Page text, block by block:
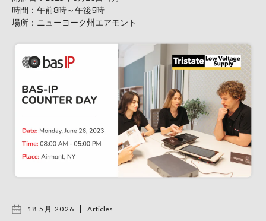
時間：午前8時～午後5時
場所：ニューヨーク州エアモント
18 5月 2026 Articles